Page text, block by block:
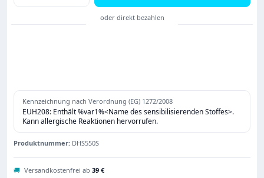
Kennzeichnung nach Verordnung (EG) 1272/2008
EUH208: Enthält %var1%<Name des sensibilisierenden Stoffes>.
Kann allergische Reaktionen hervorrufen.
Produktnummer: DHS550S
🚚 Versandkostenfrei ab 39 €